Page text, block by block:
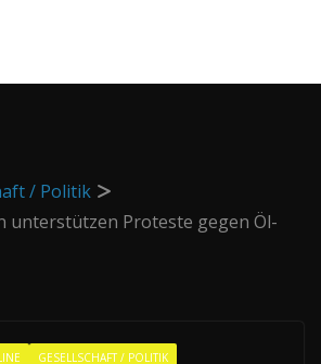
/ Politik
unterstützen Proteste gegen Öl-
GESELLSCHAFT / POLITIK